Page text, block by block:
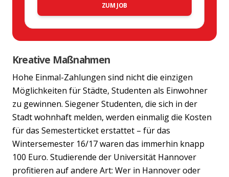
ZUM JOB
Kreative Maßnahmen
Hohe Einmal-Zahlungen sind nicht die einzigen
Möglichkeiten für Städte, Studenten als Einwohner
zu gewinnen. Siegener Studenten, die sich in der
Stadt wohnhaft melden, werden einmalig die Kosten
für das Semesterticket erstattet – für das
Wintersemester 16/17 waren das immerhin knapp
100 Euro. Studierende der Universität Hannover
profitieren auf andere Art: Wer in Hannover oder